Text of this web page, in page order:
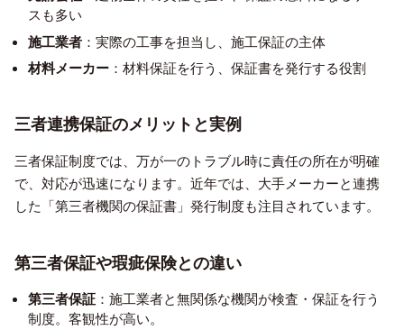
スも多い
施工業者 ：実際の工事を担当し、施工保証の主体
材料メーカー ：材料保証を行う、保証書を発行する役割
三者連携保証のメリットと実例
三者保証制度では、万が一のトラブル時に責任の所在が明確
で、対応が迅速になります。近年では、大手メーカーと連携
した「第三者機関の保証書」発行制度も注目されています。
第三者保証や瑕疵保険との違い
第三者保証 ：施工業者と無関係な機関が検査・保証を行う
制度。客観性が高い。